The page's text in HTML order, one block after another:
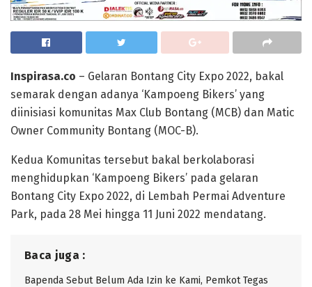
Inspirasa.co – Gelaran Bontang City Expo 2022, bakal
semarak dengan adanya ‘Kampoeng Bikers’ yang
diinisiasi komunitas Max Club Bontang (MCB) dan Matic
Owner Community Bontang (MOC-B).
Kedua Komunitas tersebut bakal berkolaborasi
menghidupkan ‘Kampoeng Bikers’ pada gelaran
Bontang City Expo 2022, di Lembah Permai Adventure
Park, pada 28 Mei hingga 11 Juni 2022 mendatang.
Baca juga :
Bapenda Sebut Belum Ada Izin ke Kami, Pemkot Tegas